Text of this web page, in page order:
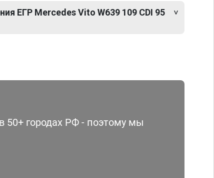
ЕГР Mercedes Vito W639 109 CDI 95
городах РФ - поэтому мы